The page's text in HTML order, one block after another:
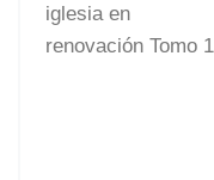
iglesia en
renovación Tomo 1